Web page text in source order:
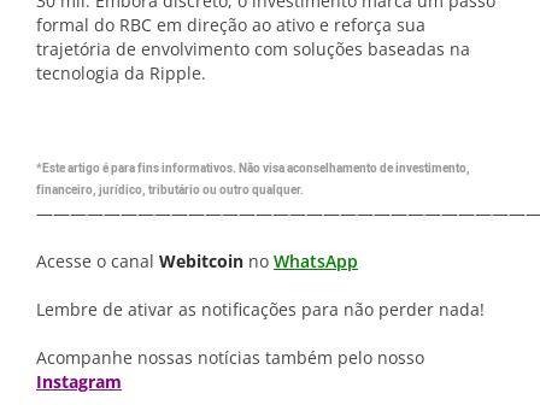
formal do RBC em direção ao ativo e reforça sua
trajetória de envolvimento com soluções baseadas na
tecnologia da Ripple.
*Este artigo é para fins informativos. Não visa aconselhamento de investimento,
financeiro, jurídico, tributário ou outro qualquer.
Acesse o canal Webitcoin no WhatsApp
Lembre de ativar as notificações para não perder nada!
Acompanhe nossas notícias também pelo nosso
Instagram